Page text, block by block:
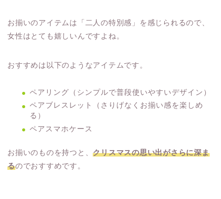
お揃いのアイテムは「二人の特別感」を感じられるので、
女性はとても嬉しいんですよね。
おすすめは以下のようなアイテムです。
ペアリング（シンプルで普段使いやすいデザイン）
ペアブレスレット（さりげなくお揃い感を楽しめ
る）
ペアスマホケース
お揃いのものを持つと、クリスマスの思い出がさらに深ま
るのでおすすめです。